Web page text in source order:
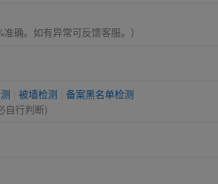
确。如有异常可反馈客服。）
被墙检测
备案黑名单检测
自行判断)